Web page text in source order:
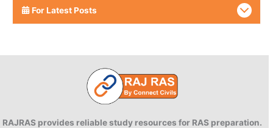
For Latest Posts
RAJRAS provides reliable study resources for RAS preparation.